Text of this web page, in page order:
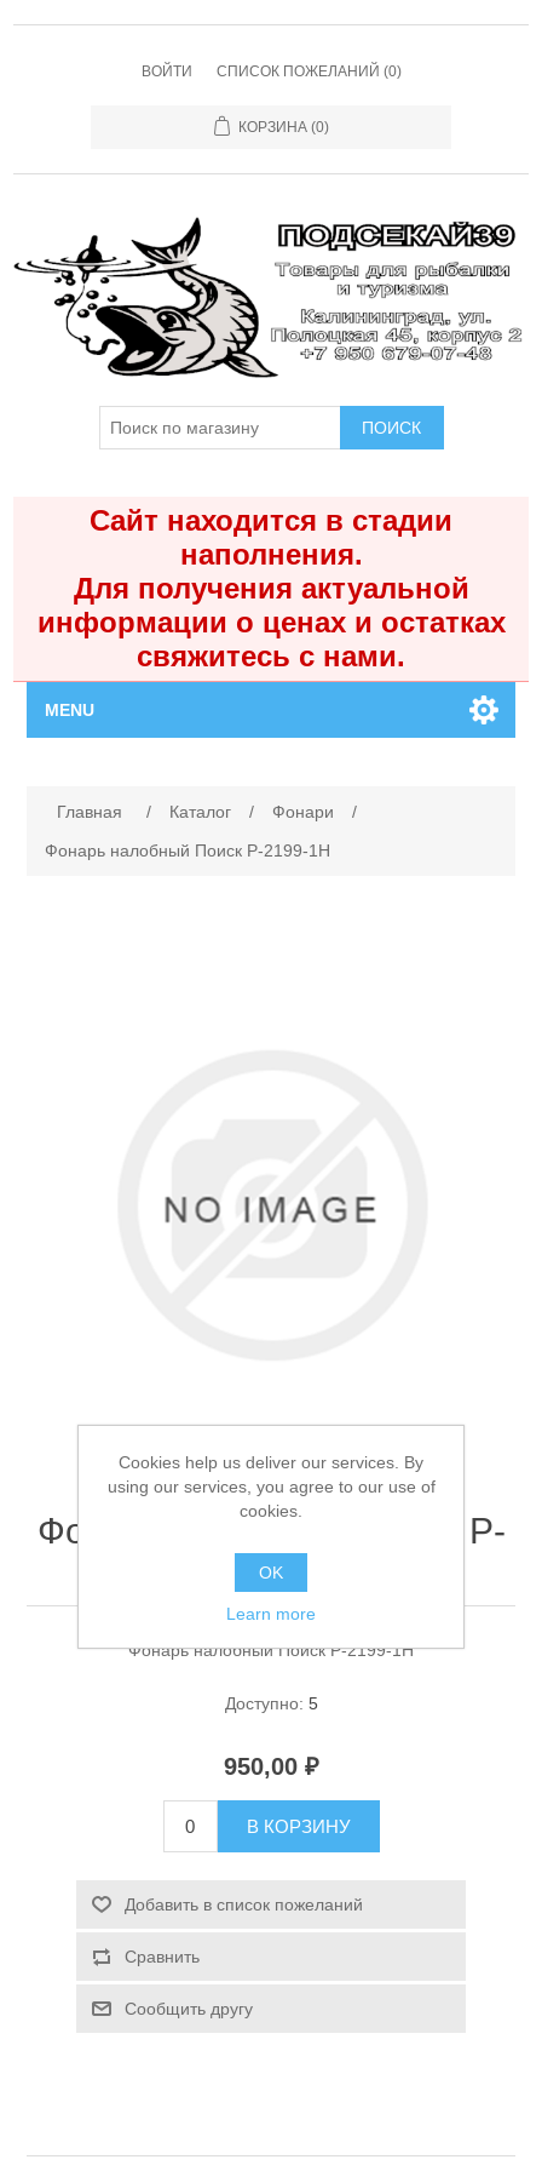
ВОЙТИ СПИСОК ПОЖЕЛАНИЙ (0)
КОРЗИНА (0)
ПОИСК
Сайт находится в стадии
наполнения.
Для получения актуальной
информации о ценах и остатках
свяжитесь с нами.
MENU
Каталог
Спасательные средства
Главная / Каталог / Фонари
/
Фонарь налобный Поиск P-2199-1H
Фонарь налобный Поиск P-
2199-1H
Фонарь налобный Поиск P-2199-1H
Доступно: 5
950,00 ₽
В КОРЗИНУ
Добавить в список пожеланий
Сравнить
Сообщить другу
Cookies help us deliver our services. By
using our services, you agree to our use of
cookies.
OK
Learn more